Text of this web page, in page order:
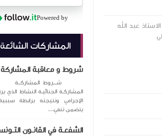
الاستاذ عبد الله
Powered by
المشاركات الشائعة
شروط و معاقبة المشاركة
شـــروط المشاركــة
المشاركـة الجنائيـة النشاط الذي
الإجرامي ونتيجته برابطة
يتضمن تنفي...
الشفعـة في القانـون